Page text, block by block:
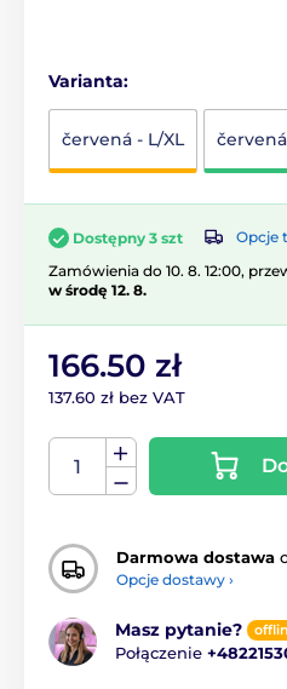
Varianta:
červená - L/XL
Dostępny 3 szt
Opcje
Zamówienia do 10. 8. 12:00,
w środę 12. 8.
166.50 zł
137.60 zł bez VAT
Darmowa dostawa
Opcje dostawy ›
Masz pytanie?
Połączenie